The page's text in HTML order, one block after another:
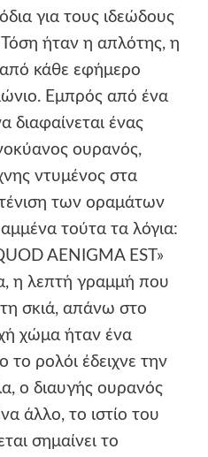
για τους ιδεώδους
ήταν η απλότης, η
από κάθε εφήμερο
Εμπρός από ένα
διαφαίνεται ένας
ουρανός,
ντυμένος στα
των οραμάτων
τούτα τα λόγια:
AENIGMA EST»
η λεπτή γραμμή που
σκιά, απάνω στο
χώμα ήταν ένα
το ρολόι έδειχνε την
ο διαυγής ουρανός
άλλο, το ιστίο του
σημαίνει το